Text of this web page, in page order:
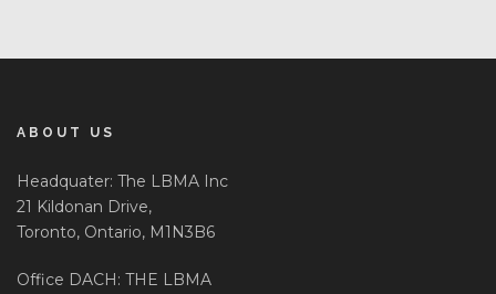
ABOUT US
Headquater: The LBMA Inc
21 Kildonan Drive,
Toronto, Ontario, M1N3B6
Office DACH: THE LBMA